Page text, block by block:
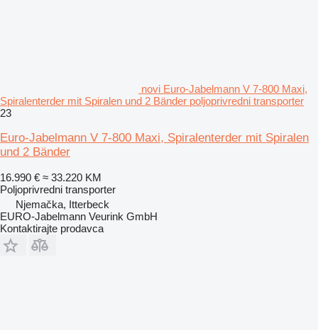
novi Euro-Jabelmann V 7-800 Maxi,
Spiralenterder mit Spiralen und 2 Bänder poljoprivredni transporter
23
Euro-Jabelmann V 7-800 Maxi, Spiralenterder mit Spiralen
und 2 Bänder
16.990 € ≈ 33.220 KM
Poljoprivredni transporter
Njemačka, Itterbeck
EURO-Jabelmann Veurink GmbH
Kontaktirajte prodavca